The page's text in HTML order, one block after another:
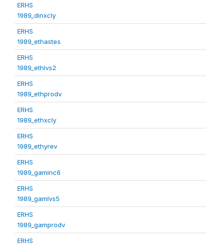
ERHS
1989_dinxcly
ERHS
1989_ethastes
ERHS
1989_ethlvs2
ERHS
1989_ethprodv
ERHS
1989_ethxcly
ERHS
1989_ethyrev
ERHS
1989_gaminc6
ERHS
1989_gamlvs5
ERHS
1989_gamprodv
ERHS